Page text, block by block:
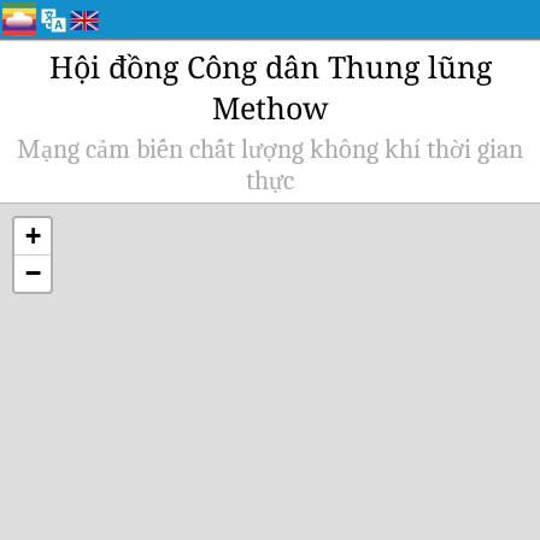
Hội đồng Công dân Thung lũng
Methow
Mạng cảm biến chất lượng không khí thời gian
thực
+
−